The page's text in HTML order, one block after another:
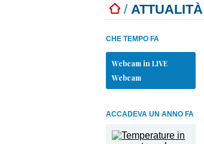
/ ATTUALITÀ
CHE TEMPO FA
Webcam in LIVE
Webcam
ACCADEVA UN ANNO FA